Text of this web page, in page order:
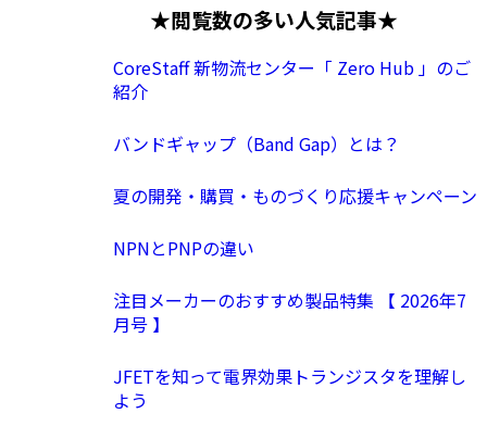
★閲覧数の多い人気記事★
CoreStaff 新物流センター「 Zero Hub 」のご
紹介
バンドギャップ（Band Gap）とは？
夏の開発・購買・ものづくり応援キャンペーン
NPNとPNPの違い
注目メーカーのおすすめ製品特集 【 2026年7
月号 】
JFETを知って電界効果トランジスタを理解し
よう